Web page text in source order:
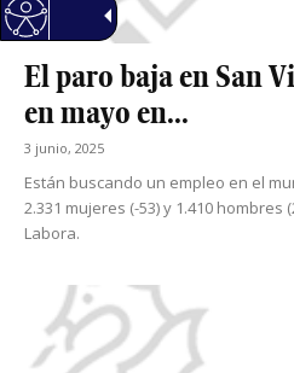
El paro baja en San
en mayo en...
3 junio, 2025
Están buscando un empleo en el
2.331 mujeres (-53) y 1.410 hombres
Labora.